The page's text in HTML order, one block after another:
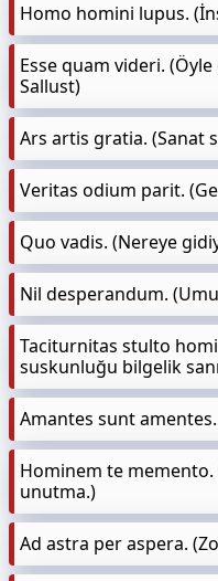
Homo homini lupus.
Esse quam videri.
Sallust)
Ars artis gratia. (Sanat
Veritas odium parit.
Quo vadis. (Nereye
Nil desperandum.
Taciturnitas stulto
suskunluğu bilgelik
Amantes sunt amentes.
Hominem te
unutma.)
Ad astra per aspera.